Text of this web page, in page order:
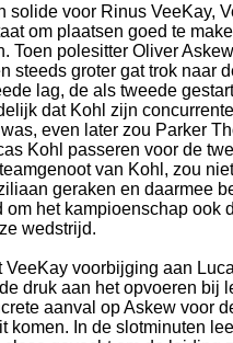
solide voor Rinus VeeKay,
om plaatsen goed te
Toen polesitter Oliver Askew
steeds groter gat trok naar
lag, de als tweede
dat Kohl zijn
even later zou Parker
Kohl passeren voor de
van Kohl, zou
geraken en daarmee
om het kampioenschap ook
wedstrijd.
VeeKay voorbijging aan
druk aan het opvoeren bij
aanval op Askew voor
komen. In de slotminuten